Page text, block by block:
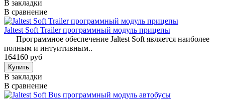
В закладки
В сравнение
Jaltest Soft Trailer программный модуль прицепы
Программное обеспечение Jaltest Soft является наиболее
полным и интуитивным..
164160 руб
В закладки
В сравнение